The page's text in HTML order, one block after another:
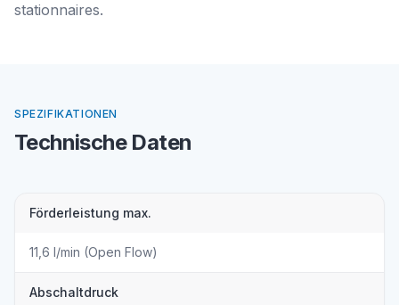
stationnaires.
SPEZIFIKATIONEN
Technische Daten
Förderleistung max.
11,6 l/min (Open Flow)
Abschaltdruck